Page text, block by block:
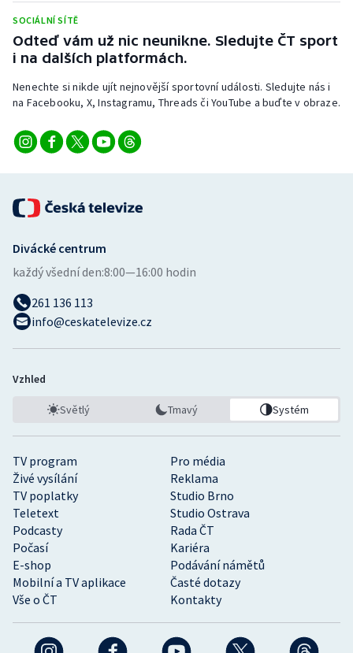
Veslování
Volejbal
Ostatní
SOCIÁLNÍ SÍTĚ
Odteď vám už nic neunikne. Sledujte ČT sport
i na dalších platformách.
Nenechte si nikde ujít nejnovější sportovní události. Sledujte nás i
na Facebooku, X, Instagramu, Threads či YouTube a buďte v obraze.
TV program
Pro média
Živé vysílání
Reklama
TV poplatky
Studio Brno
Teletext
Studio Ostrava
Podcasty
Rada ČT
Počasí
Kariéra
E-shop
Podávání námětů
Mobilní a TV aplikace
Časté dotazy
Vše o ČT
Kontakty
Divácké centrum
každý všední den:8:00—16:00 hodin
261 136 113
info@ceskatelevize.cz
Vzhled
Světlý Tmavý Systém